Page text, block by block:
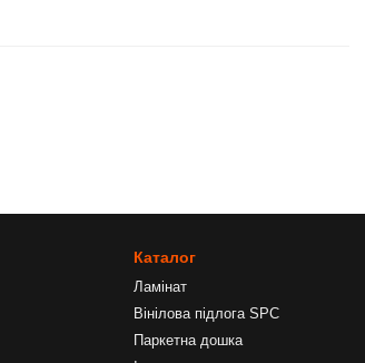
Каталог
Ламінат
Вінілова підлога SPC
Паркетна дошка